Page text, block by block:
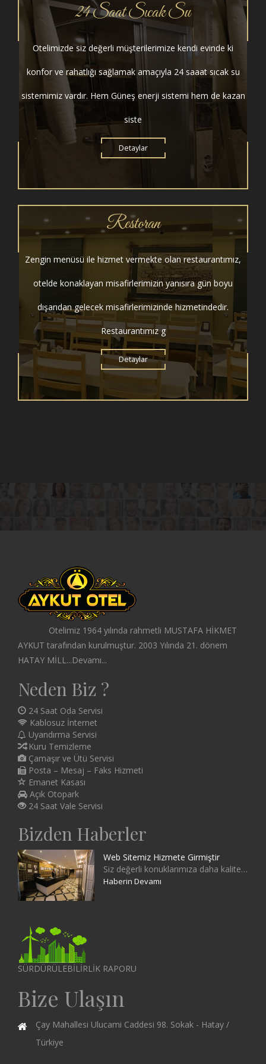
24 Saat Sıcak Su
Otelimizde siz değerli müşterilerimize kendi evinde ki
konfor ve rahatlığı sağlamak amaçıyla 24 saaat sıcak su
sistemimiz vardır. Hem Güneş enerji sistemi hem de kazan
siste
Detaylar
Restoran
Zengin menüsü ile hizmet vermekte olan restaurantımız,
otelde konaklayan misafirlerimizin yanısıra gün boyu
dışarıdan gelecek misafirlerimizinde hizmetindedir.
Restaurantımız g
Detaylar
Otelimiz 1964 yılında rahmetli MUSTAFA HİKMET
AYKUT tarafından kurulmuştur. 2003 Yılında 21. dönem
HATAY MİLL...Devamı...
Neden Biz ?
24 Saat Oda Servisi
Kablosuz İnternet
Uyandırma Servisi
Kuru Temizleme
Çamaşır ve Ütü Servisi
Posta – Mesaj – Faks Hizmeti
Emanet Kasası
Açık Otopark
24 Saat Vale Servisi
Bizden Haberler
Web Sitemiz Hizmete Girmiştir
Siz değerli konuklarımıza daha kaliteli hizmet verebilmek için bu siteyi tasarlayıp hizmete sunduk. Sitemizde otelimiz hakkında bilgi, hizmetlerimiz
Haberin Devamı
SÜRDÜRÜLEBİLİRLİK RAPORU
Bize Ulaşın
Çay Mahallesi Ulucami Caddesi 98. Sokak - Hatay /
Türkiye